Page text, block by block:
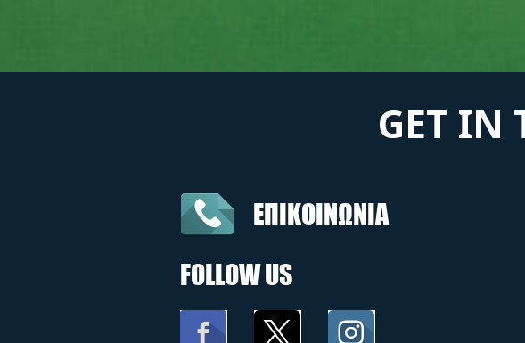
GET IN
ΕΠΙΚΟΙΝΩΝΙΑ
FOLLOW US